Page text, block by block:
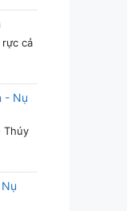
cả
- Nụ
Thúy